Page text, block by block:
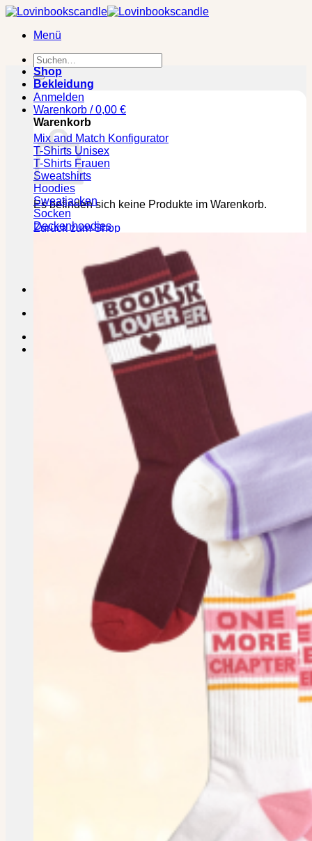
Zum
springenMenü
Suchen
nach:
Anmelden
Warenkorb /0,00 €
Warenkorb
Es befinden sich keine Produkte im Warenkorb.
Zurück zum Shop
🕒 Die jeweilige Lieferzeit bitte den Produktseiten
entnehmen!
Shop
Bekleidung
Mix and Match Konfigurator
T-Shirts Unisex
T-Shirts Frauen
Sweatshirts
Hoodies
Sweatjacken
Socken
Deckenhoodies